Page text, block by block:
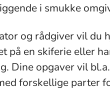
i smukke
og rådgiver vil du
på en skiferie eller
Dine opgaver vil
forskellige parter